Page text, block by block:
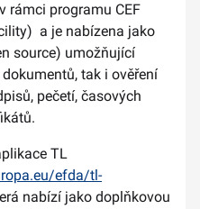
rámci programu CEF
a je nabízena jako
source) umožňující
tak i ověření
pečetí, časových
TL
efda/tl-
nabízí jako doplňkovou